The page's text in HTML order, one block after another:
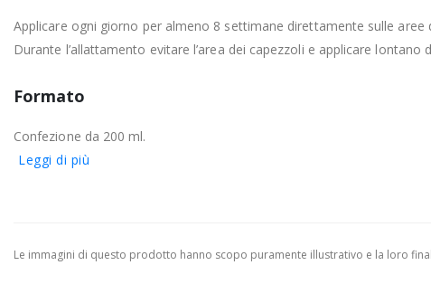
Applicare ogni giorno per almeno 8 settimane direttamente sulle
Durante l’allattamento evitare l’area dei capezzoli e applicare lontano
Formato
Confezione da 200 ml.
Leggi di più
Le immagini di questo prodotto hanno scopo puramente illustrativo e la loro